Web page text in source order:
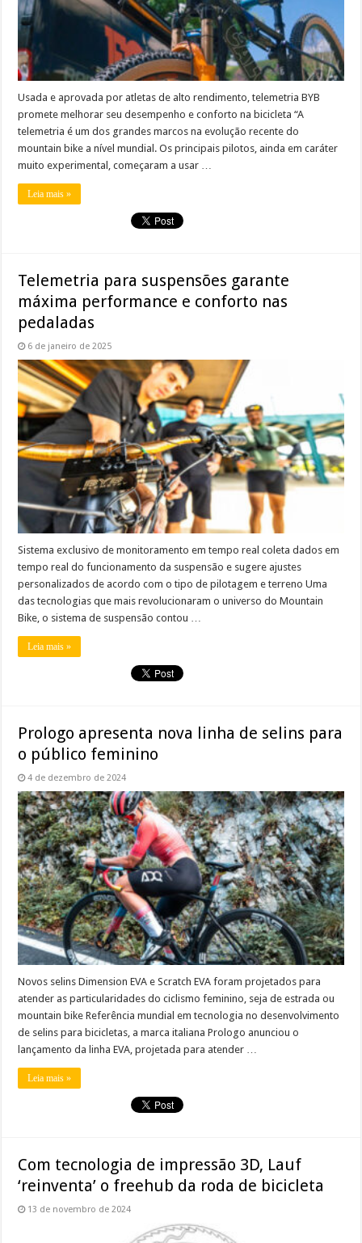
Usada e aprovada por atletas de alto rendimento, telemetria BYB
promete melhorar seu desempenho e conforto na bicicleta “A
telemetria é um dos grandes marcos na evolução recente do
mountain bike a nível mundial. Os principais pilotos, ainda em caráter
muito experimental, começaram a usar …
Leia mais »
Telemetria para suspensões garante
máxima performance e conforto nas
pedaladas
6 de janeiro de 2025
Sistema exclusivo de monitoramento em tempo real coleta dados em
tempo real do funcionamento da suspensão e sugere ajustes
personalizados de acordo com o tipo de pilotagem e terreno Uma
das tecnologias que mais revolucionaram o universo do Mountain
Bike, o sistema de suspensão contou …
Leia mais »
Prologo apresenta nova linha de selins para
o público feminino
4 de dezembro de 2024
Novos selins Dimension EVA e Scratch EVA foram projetados para
atender as particularidades do ciclismo feminino, seja de estrada ou
mountain bike Referência mundial em tecnologia no desenvolvimento
de selins para bicicletas, a marca italiana Prologo anunciou o
lançamento da linha EVA, projetada para atender …
Leia mais »
Com tecnologia de impressão 3D, Lauf
‘reinventa’ o freehub da roda de bicicleta
13 de novembro de 2024